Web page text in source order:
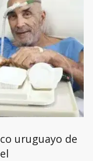
uruguayo de